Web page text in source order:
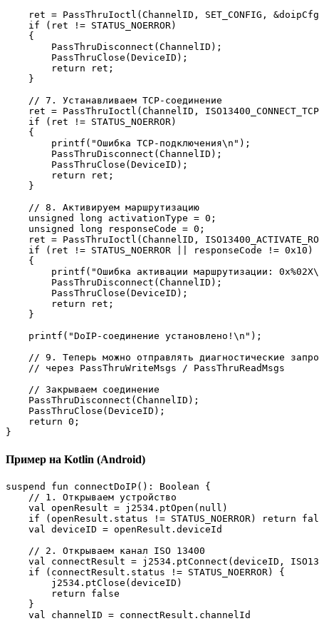
ret = PassThruIoctl(ChannelID, SET_CONFIG,
    if (ret != STATUS_NOERROR)
    {
        PassThruDisconnect(ChannelID);
        PassThruClose(DeviceID);
        return ret;
    }
    // 7. Устанавливаем TCP-соединение
ret = PassThruIoctl(ChannelID,
    if (ret != STATUS_NOERROR)
    {
        printf("Ошибка TCP-подключения\n");
        PassThruDisconnect(ChannelID);
        PassThruClose(DeviceID);
        return ret;
    }
    // 8. Активируем маршрутизацию
    unsigned long activationType = 0;
    unsigned long responseCode = 0;
ret = PassThruIoctl(ChannelID,
    if (ret != STATUS_NOERROR || responseCode != 0x10)
    {
printf("Ошибка активации маршрутизации:
        PassThruDisconnect(ChannelID);
        PassThruClose(DeviceID);
        return ret;
    }
    printf("DoIP-соединение установлено!\n");
// 9. Теперь можно отправлять диагностические
    // через PassThruWriteMsgs / PassThruReadMsgs
    // Закрываем соединение
    PassThruDisconnect(ChannelID);
    PassThruClose(DeviceID);
    return 0;
}
Пример на Kotlin (Android)
suspend fun connectDoIP(): Boolean {
    // 1. Открываем устройство
    val openResult = j2534.ptOpen(null)
if (openResult.status != STATUS_NOERROR) return
    val deviceID = openResult.deviceId
    // 2. Открываем канал ISO 13400
val connectResult = j2534.ptConnect(deviceID,
    if (connectResult.status != STATUS_NOERROR) {
        j2534.ptClose(deviceID)
        return false
    }
    val channelID = connectResult.channelId